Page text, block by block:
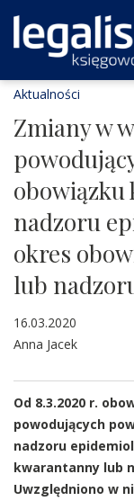
Aktualności
Zmiany w
nadzoru
okres
lub
16.03.2020
Anna Jacek
Od 8.3.2020 r.
powodujących
nadzoru
kwarantanny lub
Uwzględniono w